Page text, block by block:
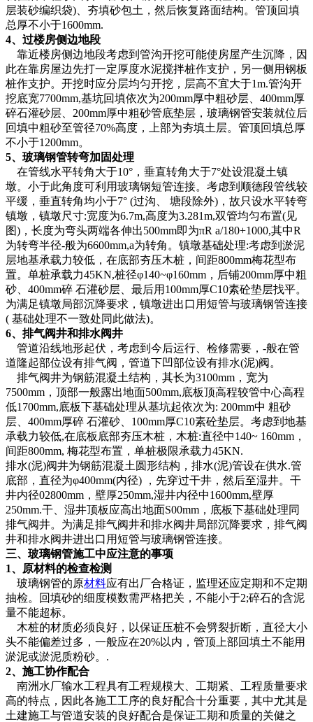
层装砂编织袋)、夯填砂包土，然后恢复路面结构。管顶回填
总厚不小于1600mm.
4、过楼房侧边地段
靠近楼房侧边地段考虑到管沟开挖可能使房屋产生沉降，因
此在靠房屋边先打一定厚度水泥搅拌桩作支护，另一侧用钢板
桩作支护。开挖时应分层均匀开挖，层高不宜大于1m.管沟开
挖底宽7700mm,基坑回填依次为200mm厚中粗砂层、400mm厚
碎石灌砂层、200mm厚中粗砂管底垫层，玻璃钢管安装就位后
回填中粗砂至管径70%高度，上部为夯填土层。管顶回填总厚
不小于1200mm。
5、玻璃钢管转弯加固处理
在管线水平转角大于10°，垂直转角大于7°处设混凝土镇
墩。小于此角度可利用玻璃钢短管连接。考虑到顺德段管线较
平缓，垂直转角均小于7° (过沟、 塘段除外)，故只设水平转弯
镇墩，镇墩尺寸:宽度为6.7m,高度为3.281m,双管均匀布置(见
图)，长度为弯头两端各伸出500mm即为πR a/180+1000,其中R
为转弯半径-般为6600mm,a为转角。镇墩基础处理:考虑到淤泥
层地基承载力较低，在底部夯压木桩，间距800mm梅花型布
置。单桩承载力45KN,桩径φ140~φ160mm，后铺200mm厚中粗
砂、400mm碎 石灌砂层、最后用100mm厚C10素砼垫层找平。
为满足镇墩局部沉降要求，镇墩进出口用短管与玻璃钢管连接
( 基础处理不一致处同此做法)。
6、排气阀井和排水阀井
管道沿线地形起伏，考虑到今后运行、检修需要，-般在管
道隆起部位设有排气阀，管道下凹部位设有排水(泥)阀。
排气阀井为钢筋混凝土结构，其长为3100mm，宽为
7500mm，顶部一般露出地面500mm,底板顶高程较管中心高程
低1700mm,底板下基础处理从基坑起依次为: 200mm中 粗砂
层、400mm厚碎 石灌砂、100mm厚C10素砼垫层。考虑到地基
承载力较低,在底板底部夯压木桩，木桩:直径中140~ 160mm，
间距800mm, 梅花型布置，单桩极限承载力45KN.
排水(泥)阀井为钢筋混凝土圆形结构，排水(泥)管设在供水.管
底部，直径为φ400mm(内径) ，先穿过干井，然后至湿井。干
井内径02800mm，壁厚250mm,湿井内径中1600mm,壁厚
250mm.干、湿井顶板应高出地面S00mm，底板下基础处理同
排气阀井。为满足排气阀井和排水阀井局部沉降要求，排气阀
井和排水阀井进出口用短管与玻璃钢管连接。
三、玻璃钢管施工中应注意的事项
1、原材料的检查检测
玻璃钢管的原材料应有出厂合格证，监理还应定期和不定期
抽检。回填砂的细度模数需严格把关，不能小于2;碎石的含泥
量不能超标。
木桩的材质必须良好，以保证压桩不会劈裂折断，直径大小
头不能偏差过多，一般应在20%以内，管顶上部回填土不能用
淤泥或淤泥质粉砂。.
2、施工协作配合
南洲水厂输水工程具有工程规模大、工期紧、工程质量要求
高的特点，因此各施工工序的良好配合十分重要，其中尤其是
土建施工与管道安装的良好配合是保证工期和质量的关健之